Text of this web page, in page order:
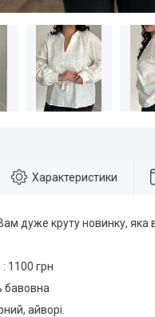
Характеристики
дуже круту новинку, яка
: 1100 грн
бавовна
айворі.